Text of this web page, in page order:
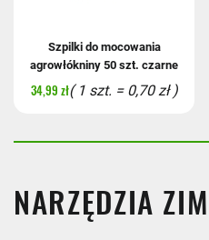
Szpilki do mocowania
agrowłókniny 50 szt. czarne
34,99 zł( 1 szt. = 0,70 zł )
NARZĘDZIA